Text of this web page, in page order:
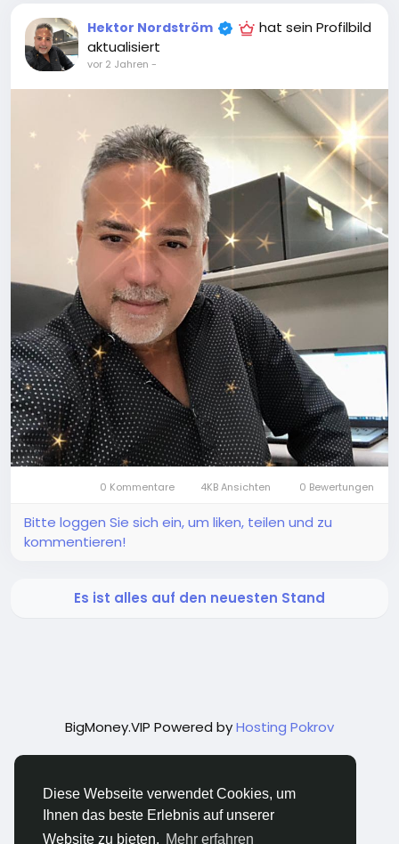
Diese Webseite verwendet Cookies, um
Ihnen das beste Erlebnis auf unserer
Website zu bieten. Mehr erfahren
Hektor Nordström
hat sein Profilbild
aktualisiert
vor 2 Jahren -
0 Kommentare 4KB Ansichten 0 Bewertungen
Bitte loggen Sie sich ein, um liken, teilen und zu
kommentieren!
Es ist alles auf den neuesten Stand
BigMoney.VIP Powered byHosting Pokrov